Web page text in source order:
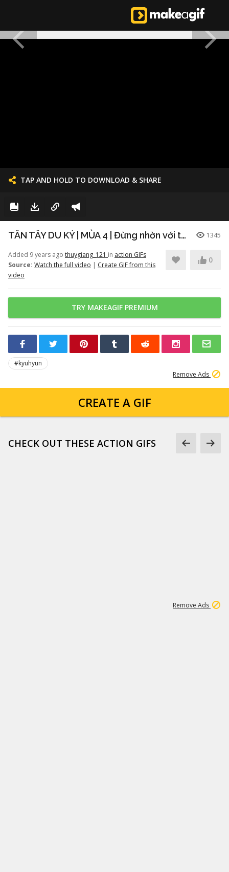
TAP AND HOLD TO DOWNLOAD & SHARE
TÂN TÂY DU KÝ | MÙA 4 | Đừng nhờn với thanh niên từng cạo đầu 1345
Added 9 years ago thuygiang_121 in action GIFs
Source: Watch the full video | Create GIF from this
video
0
TRY MAKEAGIF PREMIUM
#kyuhyun
Remove Ads
CREATE A GIF
CHECK OUT THESE ACTION GIFS
Remove Ads